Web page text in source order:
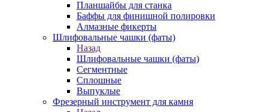
Планшайбы для станка
Баффы для финишной полировки
Алмазные фикерты
Шлифовальные чашки (фаты)
Назад
Шлифовальные чашки (фаты)
Сегментные
Сплошные
Выпуклые
Фрезерный инструмент для камня